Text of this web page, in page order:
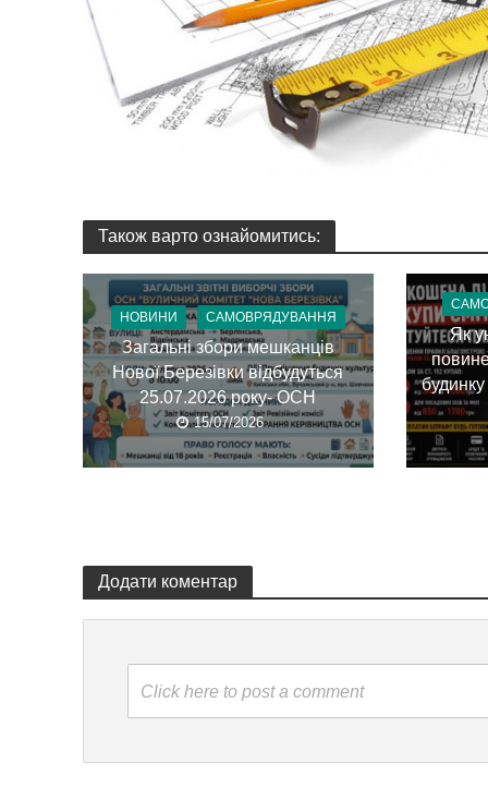
Також варто ознайомитись:
НОВИНИ САМОВРЯДУВАННЯ
Загальні збори мешканців
Нової Березівки відбудуться
25.07.2026 року- ОСН
15/07/2026
Як
Додати коментар
Click here to post a comment